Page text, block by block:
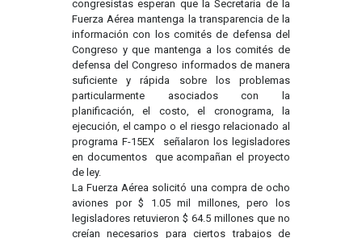
congresistas esperan que la Secretaria de la
Fuerza Aérea mantenga la transparencia de la
información con los comités de defensa del
Congreso y que mantenga a los comités de
defensa del Congreso informados de manera
suficiente y rápida sobre los problemas
particularmente asociados con la
planificación, el costo, el cronograma, la
ejecución, el campo o el riesgo relacionado al
programa F-15EX señalaron los legisladores
en documentos que acompañan el proyecto
de ley.
La Fuerza Aérea solicitó una compra de ocho
aviones por $ 1.05 mil millones, pero los
legisladores retuvieron $ 64.5 millones que no
creían necesarios para ciertos trabajos de